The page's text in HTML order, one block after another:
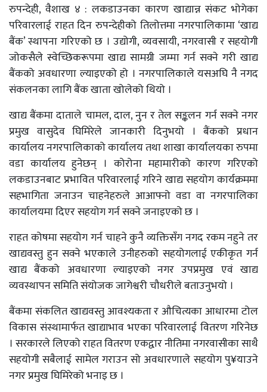
रुपन्देही, वैशाख ४ : लकडाउनका कारण खाद्यान्न संकट भोगेका
परिवारलाई राहत दिन रुपन्देहीको तिलोत्तमा नगरपालिकामा ‘खाद्य
बैंक’ स्थापना गरिएको छ । उद्योगी, व्यवसायी, नगरवासी र सहयोगी
जोकसैले स्वेच्छिकरूपमा खाद्य सामग्री जम्मा गर्न सक्ने गरी खाद्य
बैंकको अवधारणा ल्याइएको हो । नगरपालिकाले यसअघि नै नगद
संकलनका लागि बैंक खाता खोलेको थियो ।
खाद्य बैंकमा दाताले चामल, दाल, नुन र तेल सङ्कलन गर्न सक्ने नगर
प्रमुख वासुदेव घिमिरेले जानकारी दिनुभयो । बैंकको प्रधान
कार्यालय नगरपालिकाको कार्यालय तथा शाखा कार्यालयका रुपमा
वडा कार्यालय हुनेछन् । कोरोना महामारीको कारण गरिएको
लकडाउनबाट प्रभावित परिवारलाई गरिने खाद्य सहयोग कार्यक्रममा
सहभागिता जनाउन चाहनेहरुले आआफ्नो वडा वा नगरपालिका
कार्यालयमा दिएर सहयोग गर्न सक्ने जनाइएको छ ।
राहत कोषमा सहयोग गर्न चाहने कुनै व्यक्तिसँग नगद रकम नहुने तर
खाद्यवस्तु हुन सक्ने भएकाले उनीहरुको सहयोगलाई एकीकृत गर्न
खाद्य बैंकको अवधारणा ल्याइएको नगर उपप्रमुख एवं खाद्य
व्यवस्थापन समिति संयोजक जागेश्वरी चौधरीले बताउनुभयो ।
बैंकमा संकलित खाद्यवस्तु आवश्यकता र औचित्यका आधारमा टोल
विकास संस्थामार्फत खाद्याभाव भएका परिवारलाई वितरण गरिनेछ
। सरकारले लिएको राहत वितरण एकद्वार नीतिमा नगरवासीका साथै
सहयोगी सबैलाई सामेल गराउन सो अवधारणाले सहयोग पु¥याउने
नगर प्रमुख घिमिरेको भनाइ छ ।